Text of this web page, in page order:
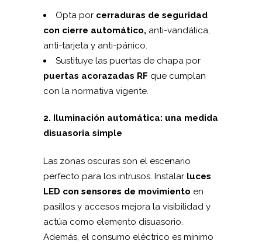
Opta por cerraduras de seguridad
con cierre automático, anti-vandálica,
anti-tarjeta y anti-pánico.
Sustituye las puertas de chapa por
puertas acorazadas RF que cumplan
con la normativa vigente.
2. Iluminación automática: una medida
disuasoria simple
Las zonas oscuras son el escenario
perfecto para los intrusos. Instalar luces
LED con sensores de movimiento en
pasillos y accesos mejora la visibilidad y
actúa como elemento disuasorio.
Además, el consumo eléctrico es mínimo